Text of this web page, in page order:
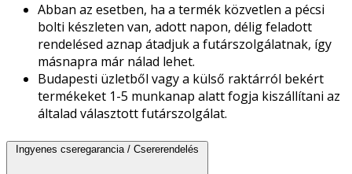
Abban az esetben, ha a termék közvetlen a pécsi
bolti készleten van, adott napon, délig feladott
rendelésed aznap átadjuk a futárszolgálatnak, így
másnapra már nálad lehet.
Budapesti üzletből vagy a külső raktárról bekért
termékeket 1-5 munkanap alatt fogja kiszállítani az
általad választott futárszolgálat.
Ingyenes cseregarancia / Csererendelés